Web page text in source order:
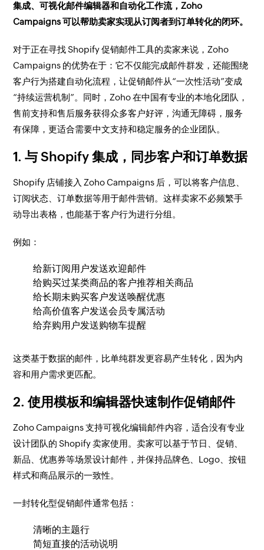
集成、可视化邮件编辑器和自动化工作流，Zoho
Campaigns 可以帮助卖家实现从订阅者到订单转化的闭环。
对于正在寻找 Shopify 促销邮件工具的卖家来说，Zoho
Campaigns 的优势在于：它不仅能完成邮件群发，还能围绕
客户行为搭建自动化流程，让促销邮件从“一次性活动”变成
“持续运营机制”。同时，Zoho 在中国有专业的本地化团队，
售前支持和售后服务获得众多客户好评，沟通无障碍，服务
有保障，更适合需要中文支持和稳定服务的企业团队。
1. 与 Shopify 集成，同步客户和订单数据
Shopify 店铺接入 Zoho Campaigns 后，可以将客户信息、
订阅状态、订单数据等用于邮件营销。这样卖家不必频繁手
动导出表格，也能基于客户行为进行分组。
例如：
给新订阅用户发送欢迎邮件
给购买过某类商品的客户推荐相关商品
给长期未购买客户发送唤醒优惠
给高价值客户发送会员专属活动
给弃购用户发送购物车提醒
这类基于数据的邮件，比单纯群发更容易产生转化，因为内
容和用户需求更匹配。
2. 使用模板和编辑器快速制作促销邮件
Zoho Campaigns 支持可视化编辑邮件内容，适合没有专业
设计团队的 Shopify 卖家使用。卖家可以基于节日、促销、
新品、优惠券等场景设计邮件，并保持品牌色、Logo、按钮
样式和商品展示的一致性。
一封转化型促销邮件通常包括：
清晰的主题行
简短直接的活动说明